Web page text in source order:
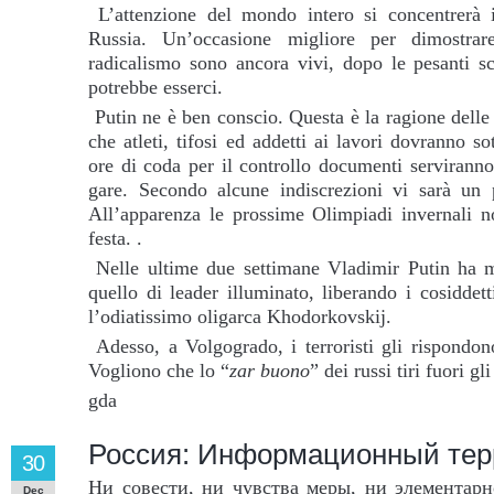
L’attenzione del mondo intero si
Russia. Un’occasione migliore per
radicalismo sono ancora vivi, dopo le pesanti
potrebbe esserci.
Putin ne è ben conscio. Questa è la ragione
che atleti, tifosi ed addetti ai lavori dovranno
ore di coda per il controllo documenti
gare. Secondo alcune indiscrezioni vi sarà
All’apparenza le prossime Olimpiadi invernali
festa. .
Nelle ultime due settimane Vladimir Putin ha
quello di leader illuminato, liberando i
l’odiatissimo oligarca Khodorkovskij.
Adesso, a Volgogrado, i terroristi gli
Vogliono che lo “zar buono” dei russi tiri fuori
gda
Россия: Информационный
30
Dec Ни совести, ни чувства меры, ни